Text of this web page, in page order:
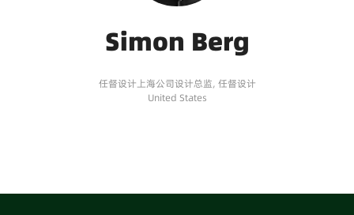
Simon Berg
任督设计上海公司设计总监, 任督设计
United States